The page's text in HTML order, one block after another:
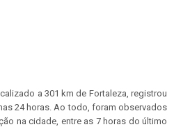
a 301 km de Fortaleza, registrou
24 horas. Ao todo, foram observados
na cidade, entre as 7 horas do último